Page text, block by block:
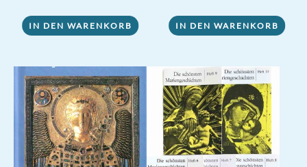
IN DEN WARENKORB IN DEN WARENKORB